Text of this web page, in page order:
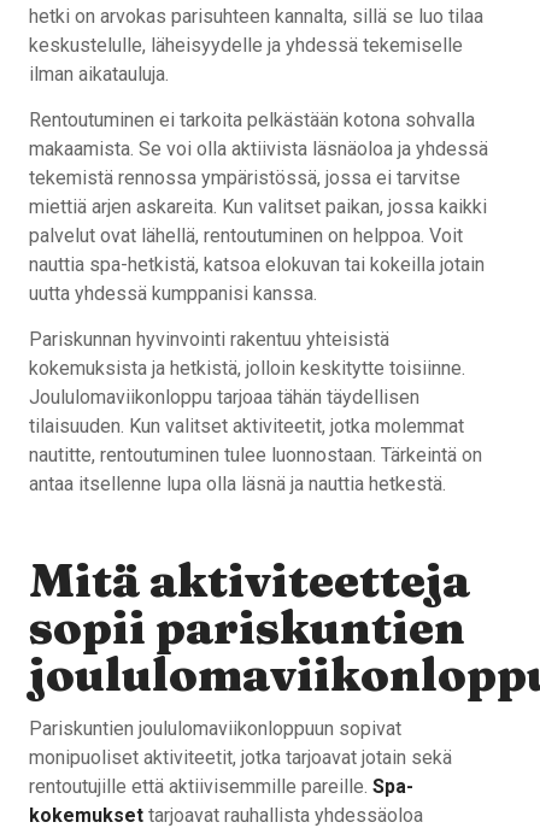
hetki on arvokas parisuhteen kannalta, sillä se luo tilaa
keskustelulle, läheisyydelle ja yhdessä tekemiselle
ilman aikatauluja.
Rentoutuminen ei tarkoita pelkästään kotona sohvalla
makaamista. Se voi olla aktiivista läsnäoloa ja yhdessä
tekemistä rennossa ympäristössä, jossa ei tarvitse
miettiä arjen askareita. Kun valitset paikan, jossa kaikki
palvelut ovat lähellä, rentoutuminen on helppoa. Voit
nauttia spa-hetkistä, katsoa elokuvan tai kokeilla jotain
uutta yhdessä kumppanisi kanssa.
Pariskunnan hyvinvointi rakentuu yhteisistä
kokemuksista ja hetkistä, jolloin keskitytte toisiinne.
Joululomaviikonloppu tarjoaa tähän täydellisen
tilaisuuden. Kun valitset aktiviteetit, jotka molemmat
nautitte, rentoutuminen tulee luonnostaan. Tärkeintä on
antaa itsellenne lupa olla läsnä ja nauttia hetkestä.
Mitä aktiviteetteja
sopii pariskuntien
Pariskuntien joululomaviikonloppuun sopivat
monipuoliset aktiviteetit, jotka tarjoavat jotain sekä
rentoutujille että aktiivisemmille pareille. Spa-
kokemukset tarjoavat rauhallista yhdessäoloa